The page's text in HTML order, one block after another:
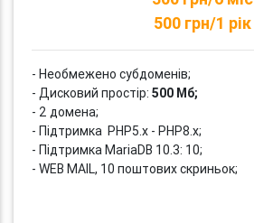
500 грн/1 рік
- Необмежено субдоменів;
- Дисковий простір: 500 Мб;
- 2 домена;
- Підтримка PHP5.x - PHP8.x;
- Підтримка MariaDB 10.3: 10;
- WEB MAIL, 10 поштових скриньок;